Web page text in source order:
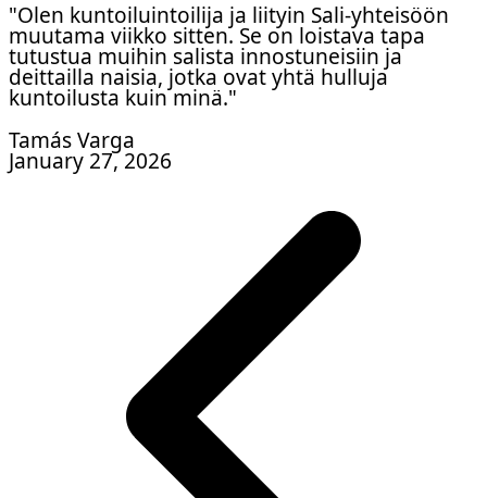
"Olen kuntoiluintoilija ja liityin Sali-yhteisöön
muutama viikko sitten. Se on loistava tapa
tutustua muihin salista innostuneisiin ja
deittailla naisia, jotka ovat yhtä hulluja
kuntoilusta kuin minä."
Tamás Varga
January 27, 2026